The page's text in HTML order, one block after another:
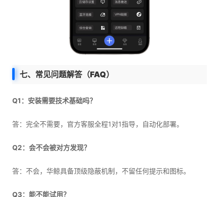
七、常见问题解答（FAQ）
Q1：安装需要技术基础吗？
答：完全不需要，官方客服全程1对1指导，自动化部署。
Q2：会不会被对方发现？
答：不会，华鲸具备顶级隐蔽机制，不留任何提示和图标。
Q3：能不能试用？